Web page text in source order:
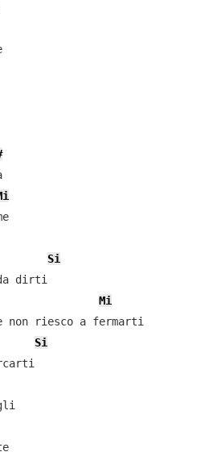
Si
dirti
Mi
non riesco a fermarti
Si